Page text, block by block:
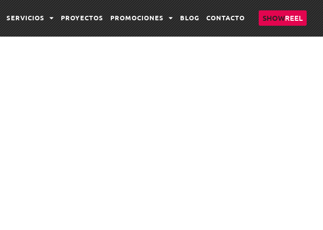
SERVICIOS PROYECTOS PROMOCIONES BLOG CONTACTO SHOWREEL